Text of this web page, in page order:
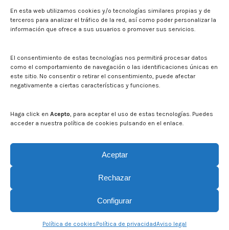
En esta web utilizamos cookies y/o tecnologías similares propias y de
terceros para analizar el tráfico de la red, así como poder personalizar la
información que ofrece a sus usuarios o promover sus servicios.
El consentimiento de estas tecnologías nos permitirá procesar datos
como el comportamiento de navegación o las identificaciones únicas en
este sitio. No consentir o retirar el consentimiento, puede afectar
negativamente a ciertas características y funciones.
Haga click en Acepto, para aceptar el uso de estas tecnologías. Puedes
acceder a nuestra política de cookies pulsando en el enlace.
Aceptar
Rechazar
Configurar
Política de cookiesPolítica de privacidadAviso legal
Press
Noticias
El CITA en los medios de comunicación
Corporate Identity
Boletín electrónico cita2
Mapa del sitio web